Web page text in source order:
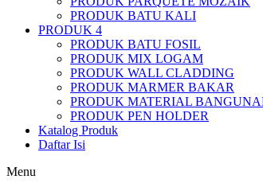
PRODUK BATU KALI
PRODUK 4
PRODUK BATU FOSIL
PRODUK MIX LOGAM
PRODUK WALL CLADDING
PRODUK MARMER BAKAR
PRODUK MATERIAL
PRODUK PEN HOLDER
Katalog Produk
Daftar Isi
Menu